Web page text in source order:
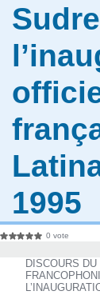
1995
0 vote
DISCOURS